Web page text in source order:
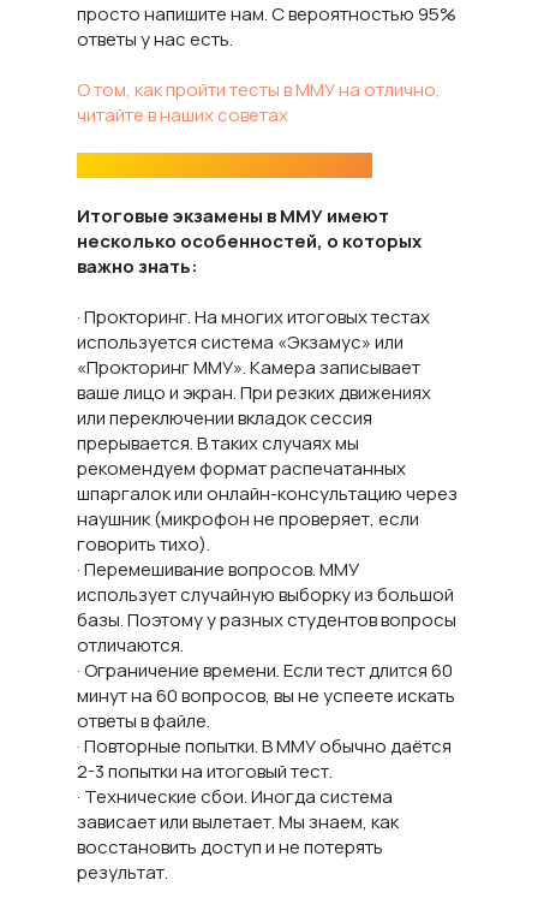
просто напишите нам. С вероятностью 95%
ответы у нас есть.
О том, как пройти тесты в ММУ на отлично,
читайте в наших советах
Итоговые экзамены в ММУ имеют
несколько особенностей, о которых
важно знать:
· Прокторинг. На многих итоговых тестах
используется система «Экзамус» или
«Прокторинг ММУ». Камера записывает
ваше лицо и экран. При резких движениях
или переключении вкладок сессия
прерывается. В таких случаях мы
рекомендуем формат распечатанных
шпаргалок или онлайн-консультацию через
наушник (микрофон не проверяет, если
говорить тихо).
· Перемешивание вопросов. ММУ
использует случайную выборку из большой
базы. Поэтому у разных студентов вопросы
отличаются.
· Ограничение времени. Если тест длится 60
минут на 60 вопросов, вы не успеете искать
ответы в файле.
· Повторные попытки. В ММУ обычно даётся
2-3 попытки на итоговый тест.
· Технические сбои. Иногда система
зависает или вылетает. Мы знаем, как
восстановить доступ и не потерять
результат.